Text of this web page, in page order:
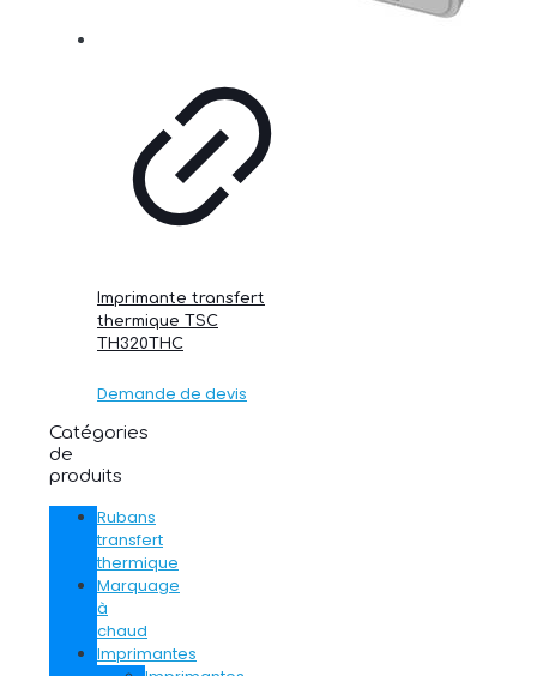
Imprimante transfert
thermique TSC
TH320THC
Demande de devis
Catégories
de
produits
Rubans
transfert
thermique
Marquage
à
chaud
Imprimantes